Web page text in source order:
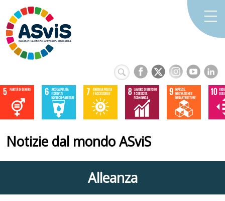
Notizie dal mondo ASviS
Alleanza